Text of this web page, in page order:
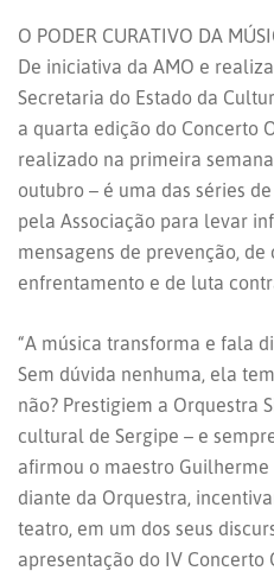
O PODER CURATIVO DA
De iniciativa da AMO e
Secretaria do Estado da
a quarta edição do Concerto
realizado na primeira
outubro – é uma das séries
pela Associação para levar
mensagens de prevenção, de
enfrentamento e de luta
“A música transforma e fala
Sem dúvida nenhuma, ela
não? Prestigiem a Orquestra
cultural de Sergipe – e
afirmou o maestro
diante da Orquestra,
teatro, em um dos seus
apresentação do IV Concerto